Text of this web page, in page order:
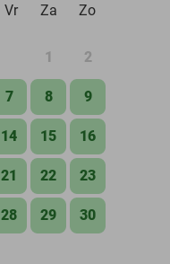
Vr Za Zo
1 2
7 8 9
14 15 16
21 22 23
28 29 30